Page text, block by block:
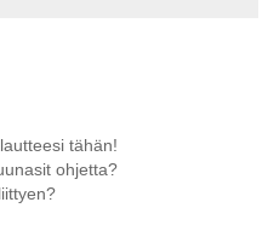
tähän!
ohjetta?